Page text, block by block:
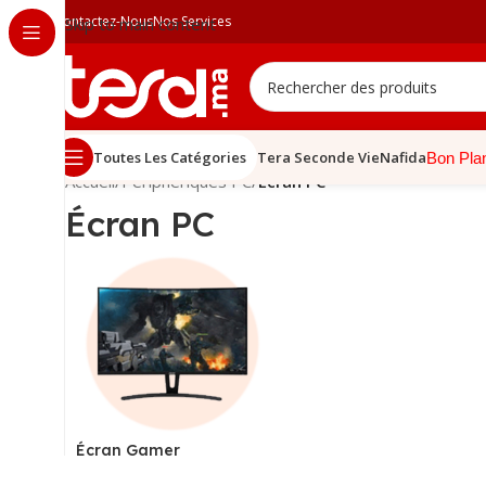
Skip to main content
Contactez-NousNos Services
Toutes Les Catégories Tera Seconde VieNafidaBon
Accueil/ Périphériques PC/ Écran PC
Écran PC
Écran Gamer